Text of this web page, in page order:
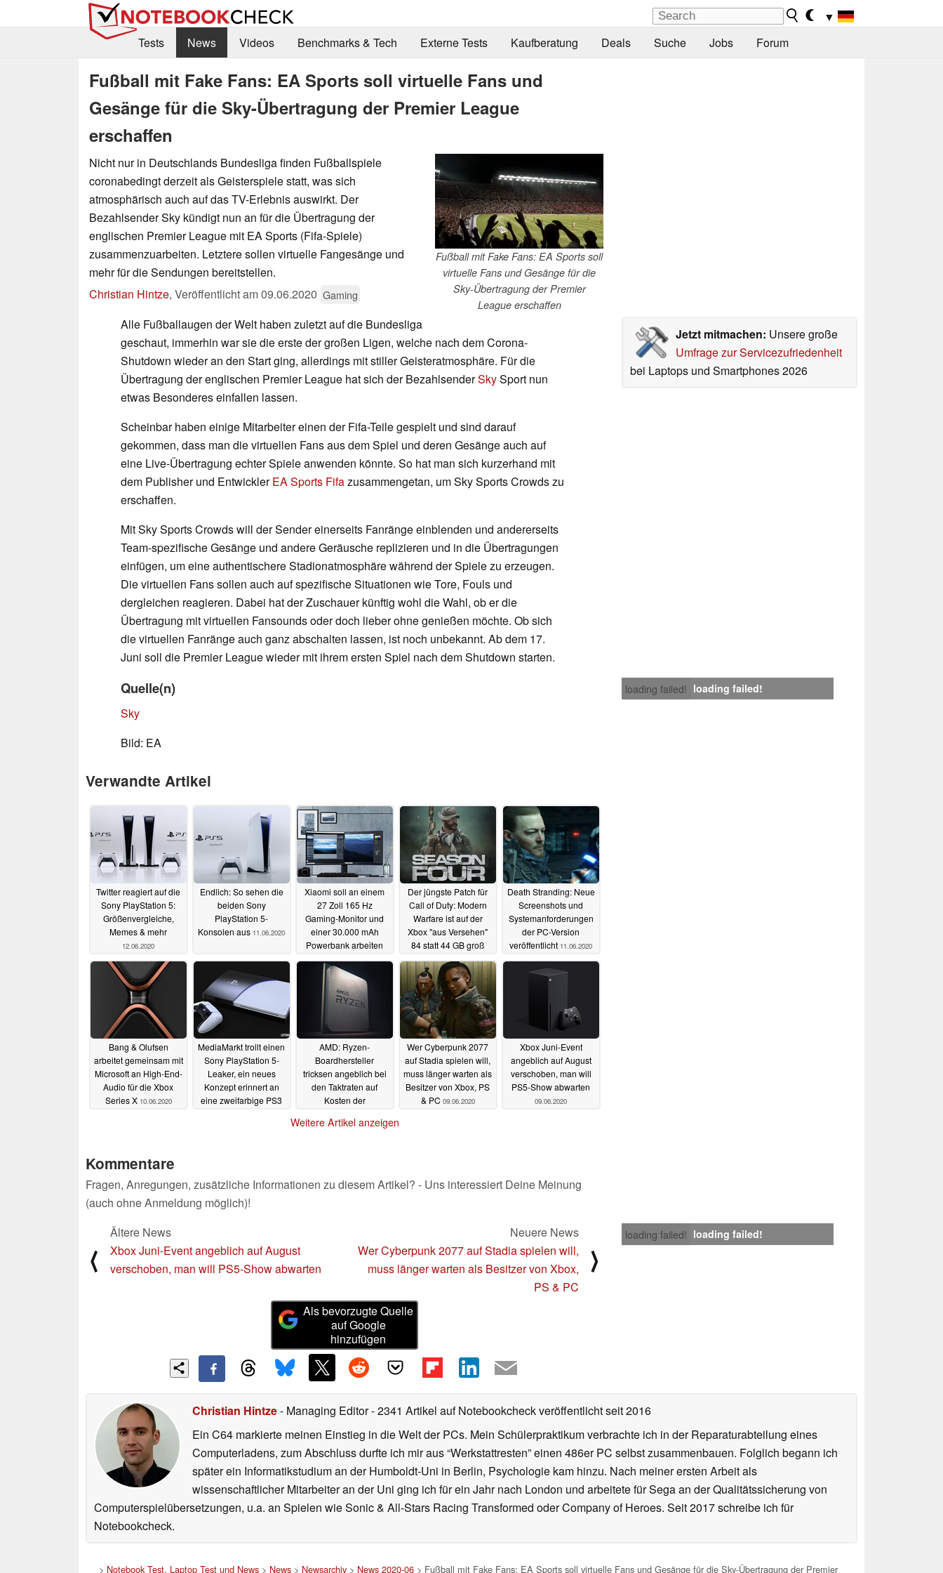
▼
Tests
News Videos Benchmarks & Tech Externe Tests Kaufberatung Deals Suche Jobs Forum
Fußball mit Fake Fans: EA Sports soll virtuelle Fans und
Gesänge für die Sky-Übertragung der Premier League
erschaffen
Fußball mit Fake Fans: EA Sports soll
virtuelle Fans und Gesänge für die
Sky-Übertragung der Premier
League erschaffen
Nicht nur in Deutschlands Bundesliga finden Fußballspiele
coronabedingt derzeit als Geisterspiele statt, was sich
atmosphärisch auch auf das TV-Erlebnis auswirkt. Der
Bezahlsender Sky kündigt nun an für die Übertragung der
englischen Premier League mit EA Sports (Fifa-Spiele)
zusammenzuarbeiten. Letztere sollen virtuelle Fangesänge und
mehr für die Sendungen bereitstellen.
Christian Hintze, Veröffentlicht am09.06.2020 Gaming
Jetzt mitmachen: Unsere große
Umfrage zur Servicezufriedenheit
bei Laptops und Smartphones 2026
Alle Fußballaugen der Welt haben zuletzt auf die Bundesliga
geschaut, immerhin war sie die erste der großen Ligen, welche nach dem Corona-
Shutdown wieder an den Start ging, allerdings mit stiller Geisteratmosphäre. Für die
Übertragung der englischen Premier League hat sich der BezahlsenderSkySport nun
etwas Besonderes einfallen lassen.
Scheinbar haben einige Mitarbeiter einen der Fifa-Teile gespielt und sind darauf
gekommen, dass man die virtuellen Fans aus dem Spiel und deren Gesänge auch auf
eine Live-Übertragung echter Spiele anwenden könnte. So hat man sich kurzerhand mit
dem Publisher und EntwicklerEA Sports Fifazusammengetan, um Sky Sports Crowds zu
erschaffen.
Mit Sky Sports Crowds will der Sender einerseits Fanränge einblenden und andererseits
Team-spezifische Gesänge und andere Geräusche replizieren und in die Übertragungen
einfügen, um eine authentischere Stadionatmosphäre während der Spiele zu erzeugen.
Die virtuellen Fans sollen auch auf spezifische Situationen wie Tore, Fouls und
dergleichen reagieren. Dabei hat der Zuschauer künftig wohl die Wahl, ob er die
Übertragung mit virtuellen Fansounds oder doch lieber ohne genießen möchte. Ob sich
die virtuellen Fanränge auch ganz abschalten lassen, ist noch unbekannt. Ab dem 17.
Juni soll die Premier League wieder mit ihrem ersten Spiel nach dem Shutdown starten.
loading failed! loading failed!
Quelle(n)
Sky
Bild: EA
Verwandte Artikel
Twitter reagiert auf die
Sony PlayStation 5:
Größenvergleiche,
Memes & mehr
12.06.2020
Endlich: So sehen die
beiden Sony
PlayStation 5-
Konsolen aus 11.06.2020
Xiaomi soll an einem
27 Zoll 165 Hz
Gaming-Monitor und
einer 30.000 mAh
Powerbank arbeiten
11.06.2020
Der jüngste Patch für
Call of Duty: Modern
Warfare ist auf der
Xbox "aus Versehen"
84 statt 44 GB groß
11.06.2020
Death Stranding: Neue
Screenshots und
Systemanforderungen
der PC-Version
veröffentlicht 11.06.2020
Bang & Olufsen
arbeitet gemeinsam mit
Microsoft an High-End-
Audio für die Xbox
Series X 10.06.2020
MediaMarkt trollt einen
Sony PlayStation 5-
Leaker, ein neues
Konzept erinnert an
eine zweifarbige PS3
AMD: Ryzen-
Boardhersteller
tricksen angeblich bei
den Taktraten auf
Kosten der
09.06.2020
Wer Cyberpunk 2077
auf Stadia spielen will,
muss länger warten als
Besitzer von Xbox, PS
& PC 09.06.2020
Xbox Juni-Event
angeblich auf August
verschoben, man will
PS5-Show abwarten
09.06.2020
Weitere Artikel anzeigen
Kommentare
Fragen, Anregungen, zusätzliche Informationen zu diesem Artikel? - Uns interessiert Deine Meinung
(auch ohne Anmeldung möglich)!
loading failed! loading failed!
⟨
Ältere News
Xbox Juni-Event angeblich auf August
verschoben, man will PS5-Show abwarten
Neuere News
Wer Cyberpunk 2077 auf Stadia spielen will,
muss länger warten als Besitzer von Xbox,
PS & PC
⟩
Als bevorzugte Quelle
auf Google
hinzufügen
Christian Hintze- Managing Editor- 2341 Artikel auf Notebookcheck veröffentlichtseit 2016
Ein C64 markierte meinen Einstieg in die Welt der PCs. Mein Schülerpraktikum verbrachte ich in der Reparaturabteilung eines
Computerladens, zum Abschluss durfte ich mir aus “Werkstattresten” einen 486er PC selbst zusammenbauen. Folglich begann ich
später ein Informatikstudium an der Humboldt-Uni in Berlin, Psychologie kam hinzu. Nach meiner ersten Arbeit als
wissenschaftlicher Mitarbeiter an der Uni ging ich für ein Jahr nach London und arbeitete für Sega an der Qualitätssicherung von
Computerspielübersetzungen, u.a. an Spielen wie Sonic & All-Stars Racing Transformed oder Company of Heroes. Seit 2017 schreibe ich für
Notebookcheck.
> Notebook Test, Laptop Test und News> News> Newsarchiv> News 2020-06> Fußball mit Fake Fans: EA Sports soll virtuelle Fans und Gesänge für die Sky-Übertragung der Premier